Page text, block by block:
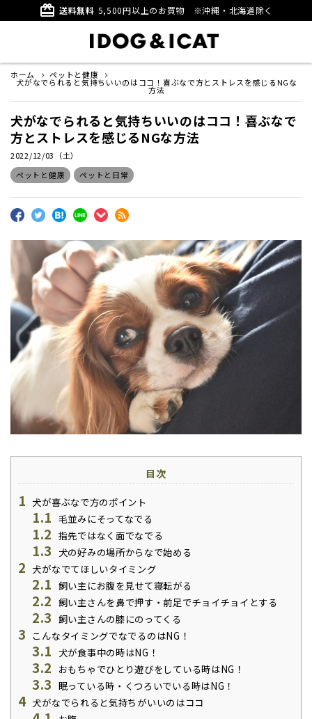
card_giftcard 送料無料 5,500円以上のお買物 ※沖縄・北海道除く
ホーム ペットと健康
犬がなでられると気持ちいいのはココ！喜ぶなで方とストレスを感じるNGな
方法
犬がなでられると気持ちいいのはココ！喜ぶなで
方とストレスを感じるNGな方法
2022/12/03（土）
ペットと健康
ペットと日常
目次
1 犬が喜ぶなで方のポイント
1.1 毛並みにそってなでる
1.2 指先ではなく面でなでる
1.3 犬の好みの場所からなで始める
2 犬がなでてほしいタイミング
2.1 飼い主にお腹を見せて寝転がる
2.2 飼い主さんを鼻で押す・前足でチョイチョイとする
2.3 飼い主さんの膝にのってくる
3 こんなタイミングでなでるのはNG！
3.1 犬が食事中の時はNG！
3.2 おもちゃでひとり遊びをしている時はNG！
3.3 眠っている時・くつろいでいる時はNG！
4 犬がなでられると気持ちがいいのはココ